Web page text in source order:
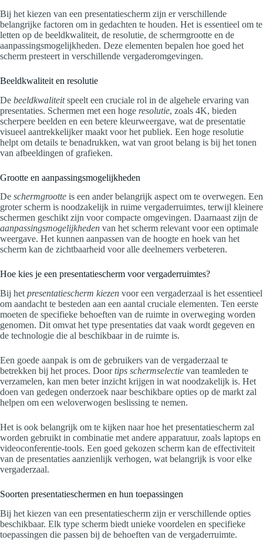
Bij het kiezen van een presentatiescherm zijn er verschillende
belangrijke factoren om in gedachten te houden. Het is essentieel om te
letten op de beeldkwaliteit, de resolutie, de schermgrootte en de
aanpassingsmogelijkheden. Deze elementen bepalen hoe goed het
scherm presteert in verschillende vergaderomgevingen.
Beeldkwaliteit en resolutie
De beeldkwaliteitspeelt een cruciale rol in de algehele ervaring van
presentaties. Schermen met een hoge resolutie, zoals 4K, bieden
scherpere beelden en een betere kleurweergave, wat de presentatie
visueel aantrekkelijker maakt voor het publiek. Een hoge resolutie
helpt om details te benadrukken, wat van groot belang is bij het tonen
van afbeeldingen of grafieken.
Grootte en aanpassingsmogelijkheden
De schermgrootte is een ander belangrijk aspect om te overwegen. Een
groter scherm is noodzakelijk in ruime vergaderruimtes, terwijl kleinere
schermen geschikt zijn voor compacte omgevingen. Daarnaast zijn de
aanpassingsmogelijkheden van het scherm relevant voor een optimale
weergave. Het kunnen aanpassen van de hoogte en hoek van het
scherm kan de zichtbaarheid voor alle deelnemers verbeteren.
Hoe kies je een presentatiescherm voor vergaderruimtes?
Bij het presentatiescherm kiezen voor een vergaderzaal is het essentieel
om aandacht te besteden aan een aantal cruciale elementen. Ten eerste
moeten de specifieke behoeften van de ruimte in overweging worden
genomen. Dit omvat het type presentaties dat vaak wordt gegeven en
de technologie die al beschikbaar in de ruimte is.
Een goede aanpak is om de gebruikers van de vergaderzaal te
betrekken bij het proces. Doortips schermselectie van teamleden te
verzamelen, kan men beter inzicht krijgen in wat noodzakelijk is. Het
doen van gedegen onderzoek naar beschikbare opties op de markt zal
helpen om een weloverwogen beslissing te nemen.
Het is ook belangrijk om te kijken naar hoe het presentatiescherm zal
worden gebruikt in combinatie met andere apparatuur, zoals laptops en
videoconferentie-tools. Een goed gekozen scherm kan de effectiviteit
van de presentaties aanzienlijk verhogen, wat belangrijk is voor elke
vergaderzaal.
Soorten presentatieschermen en hun toepassingen
Bij het kiezen van een presentatiescherm zijn er verschillende opties
beschikbaar. Elk type scherm biedt unieke voordelen en specifieke
toepassingen die passen bij de behoeften van de vergaderruimte.